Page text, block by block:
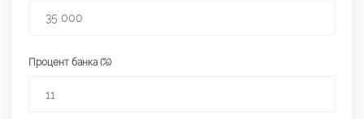
Процент банка (%)